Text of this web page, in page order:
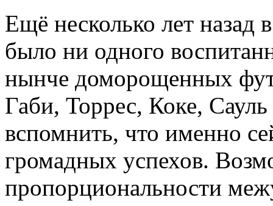
Ещё несколько лет назад
было ни одного
нынче доморощенных
Габи, Торрес, Коке,
вспомнить, что именно
громадных успехов.
пропорциональности